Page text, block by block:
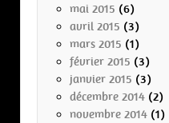
mai 2015 (6)
avril 2015 (3)
mars 2015 (1)
février 2015 (3)
janvier 2015 (3)
décembre 2014 (2)
novembre 2014 (1)